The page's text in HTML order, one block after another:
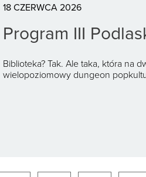
18 CZERWCA 2026
Program III
Biblioteka? Tak. Ale taka, która na
wielopoziomowy dungeon